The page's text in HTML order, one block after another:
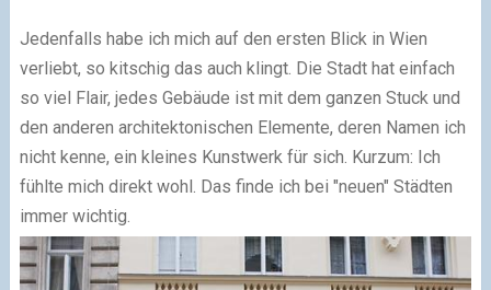
Jedenfalls habe ich mich auf den ersten Blick in Wien
verliebt, so kitschig das auch klingt. Die Stadt hat einfach
so viel Flair, jedes Gebäude ist mit dem ganzen Stuck und
den anderen architektonischen Elemente, deren Namen ich
nicht kenne, ein kleines Kunstwerk für sich. Kurzum: Ich
fühlte mich direkt wohl. Das finde ich bei "neuen" Städten
immer wichtig.